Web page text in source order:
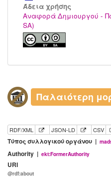
Άδεια χρήσης
Αναφορά Δημιουργού -
SA)
Παλαιότερη
RDF/XML JSON-LD CSV
Τύπος συλλογικού οργάνου |
Authority | ekt:FormerAuthority
URI
@rdf:about